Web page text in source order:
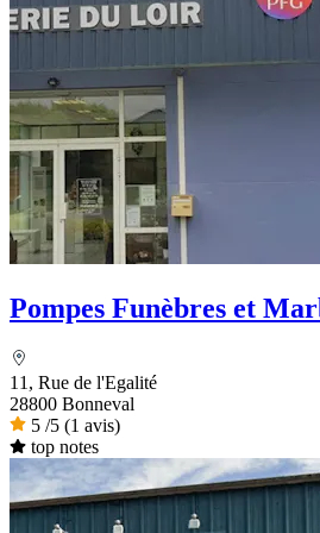
Pompes Funèbres et
11, Rue de l'Egalité
28800 Bonneval
5 /5 (1 avis)
top notes